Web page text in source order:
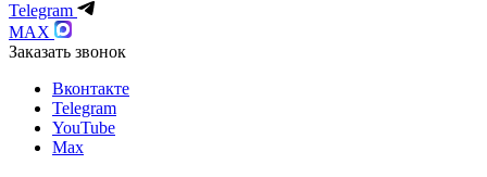
Telegram
MAX
Заказать звонок
Вконтакте
Telegram
YouTube
Max